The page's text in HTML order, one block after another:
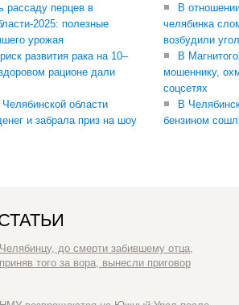
рассаду перцев в
2025: полезные
урожая
развития рака на 10–
рационе дали
области
и забрала приз на шоу
В
челябинка
возбудили
В
мошеннику,
соцсетях
В
бензином
Челябинцу, до смерти забившему отца,
приняв того за вора, вынесли приговор